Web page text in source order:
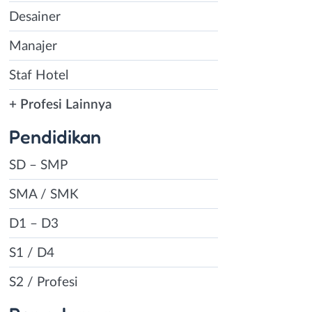
Desainer
Manajer
Staf Hotel
+ Profesi Lainnya
Pendidikan
SD – SMP
SMA / SMK
D1 – D3
S1 / D4
S2 / Profesi